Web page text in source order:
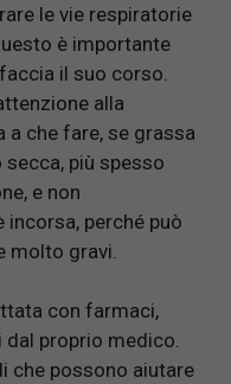
le vie respiratorie
è importante
il suo corso.
alla
che fare, se grassa
più spesso
e non
perché può
molto gravi.
con farmaci,
proprio medico.
che possono aiutare